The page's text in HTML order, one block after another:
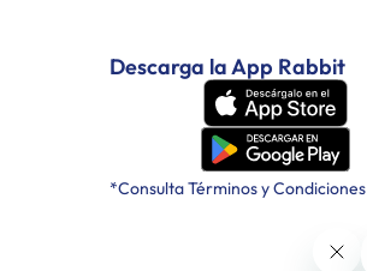
Descarga la App Rabbit
*Consulta Términos y Condiciones